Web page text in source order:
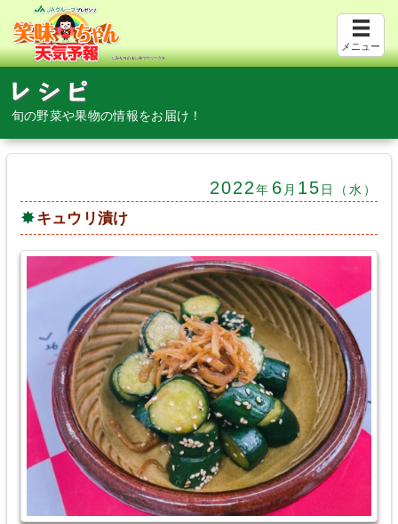
メニュー
旬の野菜や果物の情報をお届け！
2022年 6 月 15 日（水）
キュウリ漬け